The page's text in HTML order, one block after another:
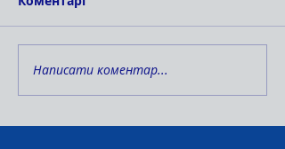
Написати коментар...